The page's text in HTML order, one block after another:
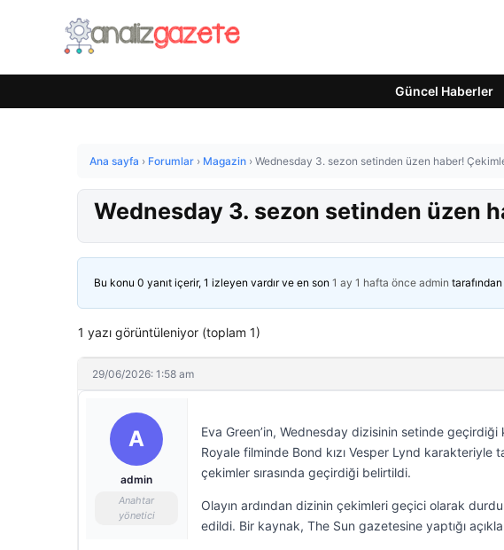
Güncel Haberler
Ana sayfa › Forumlar › Magazin › Wednesday 3. sezon setinden üzen haber!
Wednesday 3. sezon setinden üzen
Bu konu 0 yanıt içerir, 1 izleyen vardır ve en son 1 ay 1 hafta önce admin
1 yazı görüntüleniyor (toplam 1)
29/06/2026: 1:58 am
A
admin
Anahtar
yönetici
Eva Green’in, Wednesday dizisinin setinde geçirdiği
Royale filminde Bond kızı Vesper Lynd karakteriyle
çekimler sırasında geçirdiği belirtildi.
Olayın ardından dizinin çekimleri geçici olarak
edildi. Bir kaynak, The Sun gazetesine yaptığı